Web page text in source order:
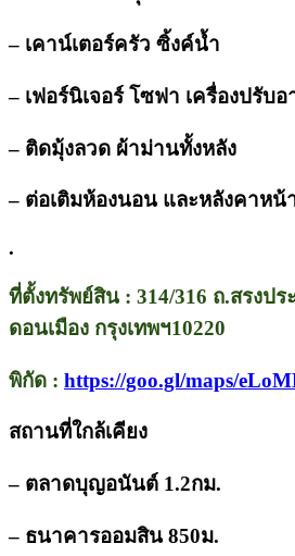
– เคาน์เตอร์ครัว ซิ้งค์น้ำ
– เฟอร์นิเจอร์ โซฟา เครื่องปรับ
– ติดมุ้งลวด ผ้าม่านทั้งหลัง
– ต่อเติมห้องนอน และหลังคาหน้
.
ที่ตั้งทรัพย์สิน : 314/316 ถ.สรงป
ดอนเมือง กรุงเทพฯ10220
พิกัด : https://goo.gl/maps/
สถานที่ใกล้เคียง
– ตลาดบุญอนันต์ 1.2กม.
– ธนาคารออมสิน 850ม.